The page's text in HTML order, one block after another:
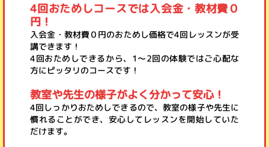
4回おためしコースでは入会金・教材費０
円！
入会金・教材費０円のおためし価格で4回レッスンが受
講できます！
4回おためしできるから、1〜2回の体験ではご心配な
方にピッタリのコースです！
教室や先生の様子がよく分かって安心！
4回しっかりおためしできるので、教室の様子や先生に
慣れることができ、安心してレッスンを開始していた
だけます。